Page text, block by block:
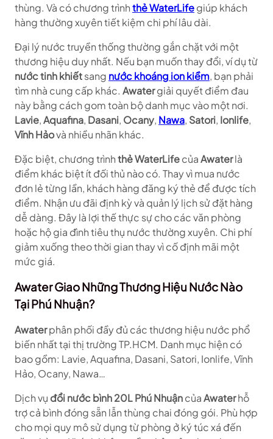
thùng. Và có chương trìnhthẻ WaterLifegiúp khách
hàng thường xuyên tiết kiệm chi phí lâu dài.
Đại lý nước truyền thống thường gắn chặt với một
thương hiệu duy nhất. Nếu bạn muốn thay đổi, ví dụ từ
nước tinh khiếtsang nước khoáng ion kiềm, bạn phải
tìm nhà cung cấp khác. Awatergiải quyết điểm đau
này bằng cách gom toàn bộ danh mục vào một nơi.
Lavie,Aquafina, Dasani, Ocany, Nawa, Satori, Ionlife,
Vĩnh Hảovà nhiều nhãn khác.
Đặc biệt, chương trìnhthẻ WaterLifecủaAwaterlà
điểm khác biệt ít đối thủ nào có. Thay vì mua nước
đơn lẻ từng lần, khách hàng đăng ký thẻ để được tích
điểm. Nhận ưu đãi định kỳ và quản lý lịch sử đặt hàng
dễ dàng. Đây là lợi thế thực sự cho các văn phòng
hoặc hộ gia đình tiêu thụ nước thường xuyên. Chi phí
giảm xuống theo thời gian thay vì cố định mãi một
mức giá.
Awater Giao Những Thương Hiệu Nước Nào
Tại Phú Nhuận?
Awaterphân phối đầy đủ các thương hiệu nước phổ
biến nhất tại thị trường TP.HCM. Danh mục hiện có
bao gồm: Lavie, Aquafina, Dasani, Satori, Ionlife, Vĩnh
Hảo, Ocany, Nawa…
Dịch vụ đổi nước bình 20L Phú NhuậncủaAwaterhỗ
trợ cả bình đóng sẵn lẫn thùng chai đóng gói. Phù hợp
cho mọi quy mô sử dụng từ phòng ở ký túc xá đến